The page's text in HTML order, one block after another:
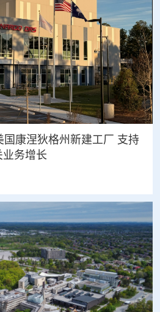
国康涅狄格州新建工厂 支持
业务增长